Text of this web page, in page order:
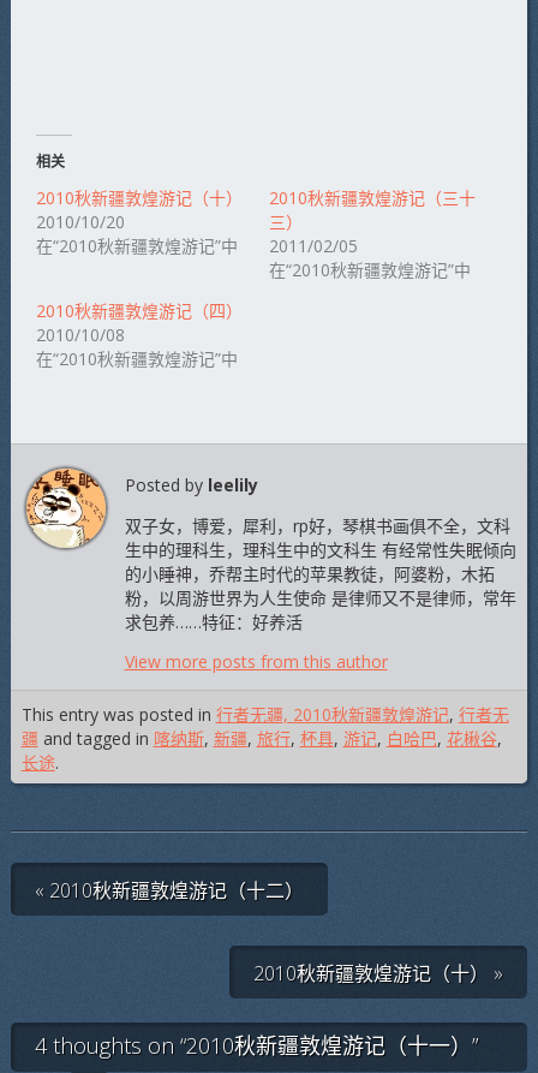
相关
2010秋新疆敦煌游记（十）
2010/10/20
在“2010秋新疆敦煌游记”中
2010秋新疆敦煌游记（三十
三）
2011/02/05
在“2010秋新疆敦煌游记”中
2010秋新疆敦煌游记（四）
2010/10/08
在“2010秋新疆敦煌游记”中
Posted by leelily
双子女，博爱，犀利，rp好，琴棋书画俱不全，文科
生中的理科生，理科生中的文科生 有经常性失眠倾向
的小睡神，乔帮主时代的苹果教徒，阿婆粉，木拓
粉，以周游世界为人生使命 是律师又不是律师，常年
求包养……特征：好养活
View more posts from this author
This entry was posted in 行者无疆, 2010秋新疆敦煌游记, 行者无
疆 and tagged in 喀纳斯, 新疆, 旅行, 杯具, 游记, 白哈巴, 花楸谷,
长途.
« 2010秋新疆敦煌游记（十二）
2010秋新疆敦煌游记（十） »
4 thoughts on “2010秋新疆敦煌游记（十一） ”